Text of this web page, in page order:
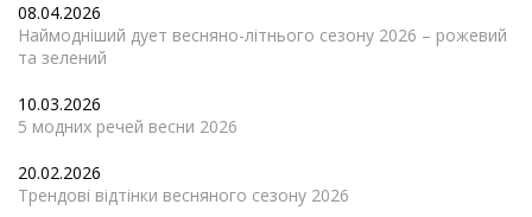
08.04.2026
Наймодніший дует весняно-літнього сезону 2026 – рожевий
та зелений
10.03.2026
5 модних речей весни 2026
20.02.2026
Трендові відтінки весняного сезону 2026